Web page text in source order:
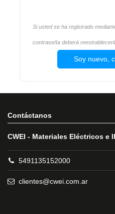
Si usted se ha registrado
contraseña deberá
Soy nuevo,
Contáctanos
CWEI - Materiales Eléctricos e
5491135152000
clientes@cwei.com.ar